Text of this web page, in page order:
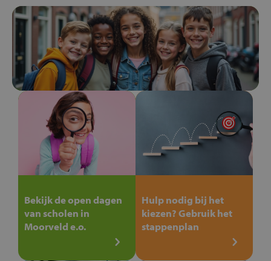
Bekijk de open dagen
van scholen in
Moorveld e.o.
Hulp nodig bij het
kiezen? Gebruik het
stappenplan